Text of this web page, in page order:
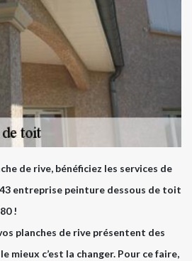
de rive, bénéficiez les services de
43 entreprise peinture dessous de toit
!
planches de rive présentent des
mieux c’est la changer. Pour ce faire,